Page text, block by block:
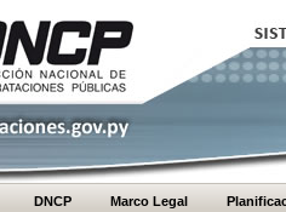
DNCP Marco Legal